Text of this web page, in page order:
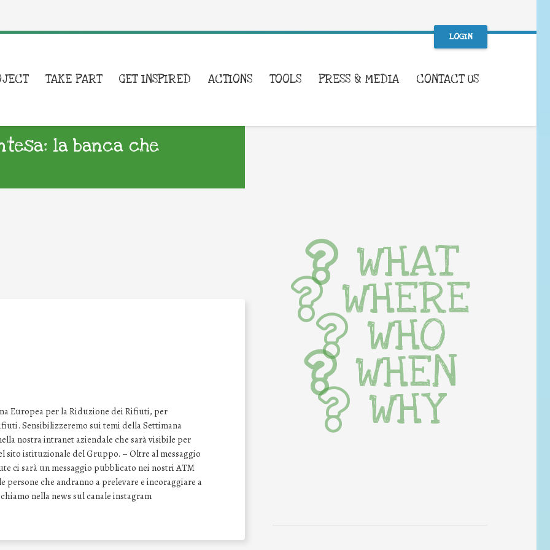
LOGIN
TAKE PART GET INSPIRED ACTIONS TOOLS PRESS & MEDIA CONTACT US
la banca che
Europea per la Riduzione dei Rifiuti, per
Sensibilizzeremo sui temi della Settimana
nostra intranet aziendale che sarà visibile per
istituzionale del Gruppo. – Oltre al messaggio
ci sarà un messaggio pubblicato nei nostri ATM
persone che andranno a prelevare e incoraggiare a
nella news sul canale instagram
WHAT
WHERE
WHO
WHEN
WHY